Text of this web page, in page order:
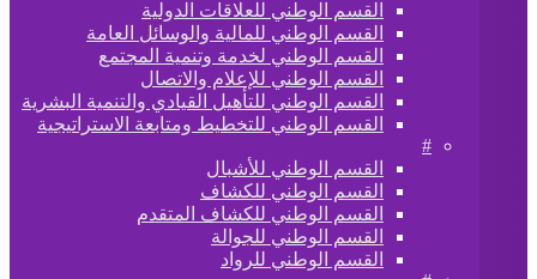
القسم الوطني للعلاقات الدولية
القسم الوطني للمالية والوسائل العامة
القسم الوطني لخدمة وتنمية المجتمع
القسم الوطني للإعلام والاتصال
القسم الوطني للتأهيل القيادي والتنمية البشرية
القسم الوطني للتخطيط ومتابعة الاستراتيجية
#
القسم الوطني للأشبال
القسم الوطني للكشاف
القسم الوطني للكشاف المتقدم
القسم الوطني للجوالة
القسم الوطني للرواد